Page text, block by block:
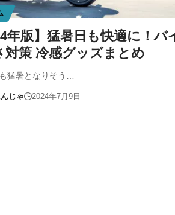
年版】猛暑日も快適に！バ
対策 冷感グッズまとめ
猛暑となりそう…
じゃ 2024年7月9日